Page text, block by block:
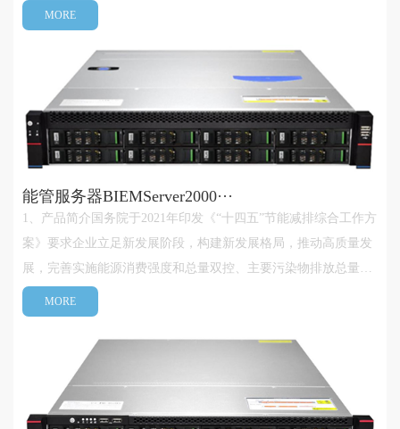
集、国家能源数据上传、以及能耗计量管理集成平台产品。端设
备既满足了国家重点用能单位能耗在线监测系统数据上传的要
求，又为企业提供了简单···
MORE
能管服务器BIEMServer2000···
1、产品简介国务院于2021年印发《“十四五”节能减排综合工作方
案》要求企业立足新发展阶段，构建新发展格局，推动高质量发
展，完善实施能源消费强度和总量双控、主要污染物排放总量控
制制度。实现节能、降碳、减污协同增效、生态环境质量持续改
善，确保完成“十四五”节能减排目标，为实现双碳(碳达峰、碳中
和)目标奠定坚实···
MORE